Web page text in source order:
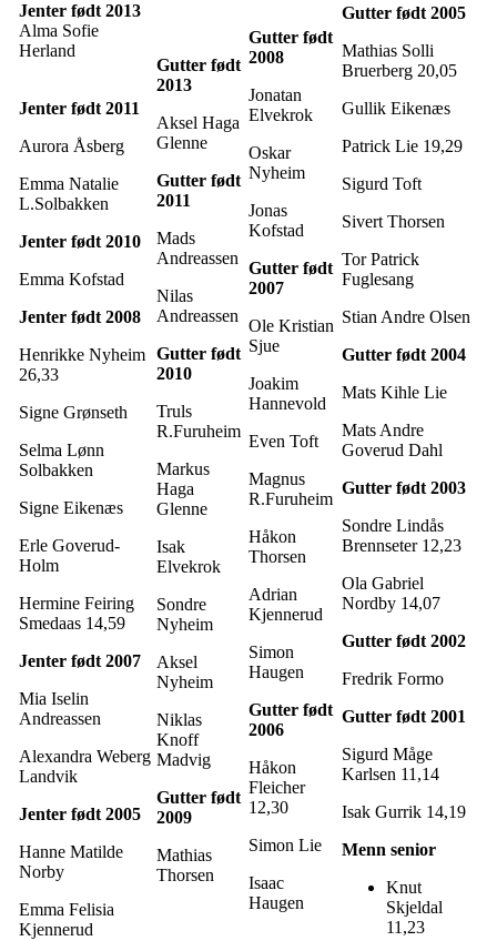
Jenter født 2013
Alma Sofie
Herland
Jenter født 2011
Aurora Åsberg
Emma Natalie
L.Solbakken
Jenter født 2010
Emma Kofstad
Jenter født 2008
Henrikke Nyheim
26,33
Signe Grønseth
Selma Lønn
Solbakken
Signe Eikenæs
Erle Goverud-
Holm
Hermine Feiring
Smedaas 14,59
Jenter født 2007
Mia Iselin
Andreassen
Alexandra Weberg
Landvik
Jenter født 2005
Hanne Matilde
Norby
Emma Felisia
Kjennerud
Gutter født
2013
Aksel Haga
Glenne
Gutter født
2011
Mads
Andreassen
Nilas
Andreassen
Gutter født
2010
Truls
R.Furuheim
Markus
Haga
Glenne
Isak
Elvekrok
Sondre
Nyheim
Aksel
Nyheim
Niklas
Knoff
Madvig
Gutter født
2009
Mathias
Thorsen
Gutter født
2008
Jonatan
Elvekrok
Oskar
Nyheim
Jonas
Kofstad
Gutter født
2007
Ole Kristian
Sjue
Joakim
Hannevold
Even Toft
Magnus
R.Furuheim
Håkon
Thorsen
Adrian
Kjennerud
Simon
Haugen
Gutter født
2006
Håkon
Fleicher
12,30
Simon Lie
Isaac
Haugen
Gutter født 2005
Mathias Solli
Bruerberg 20,05
Gullik Eikenæs
Patrick Lie 19,29
Sigurd Toft
Sivert Thorsen
Tor Patrick
Fuglesang
Stian Andre Olsen
Gutter født 2004
Mats Kihle Lie
Mats Andre
Goverud Dahl
Gutter født 2003
Sondre Lindås
Brennseter 12,23
Ola Gabriel
Nordby 14,07
Gutter født 2002
Fredrik Formo
Gutter født 2001
Sigurd Måge
Karlsen 11,14
Isak Gurrik 14,19
Menn senior
Knut
Skjeldal
11,23